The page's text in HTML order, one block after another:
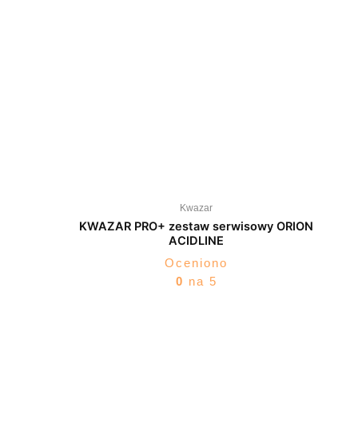
Kwazar
KWAZAR PRO+ zestaw serwisowy ORION
ACIDLINE
Oceniono
0 na 5